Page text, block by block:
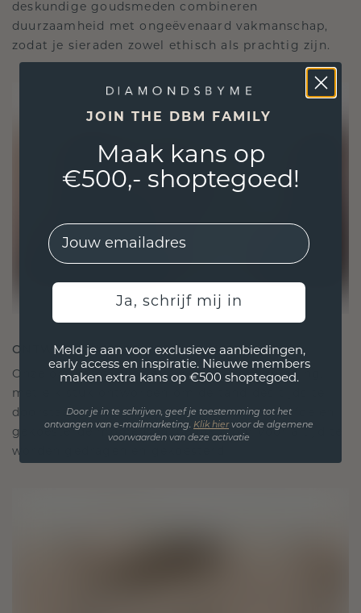
deskundige goudsmeden combineren
duurzaamheid met ongeëvenaard vakmanschap,
zodat je sieraden zowel ethisch als prachtig zijn.
ONTWORPEN VOOR VERBINDING
Onze ontwerpfilosofie is gericht op verbinding,
met elk stuk ontworpen om de tand des tijds te
doorstaan. Het wordt jouw symbool van liefde en
gekoesterde momenten, bedoeld om voor altijd te
worden gedragen en gekoesterd.
JOIN THE DBM FAMILY
Maak kans op
€500,- shoptegoed!
EMail
Ja, schrijf mij in
Meld je aan voor exclusieve aanbiedingen,
early access en inspiratie. Nieuwe members
maken extra kans op €500 shoptegoed.
Door je in te schrijven, geef je toestemming tot het
ontvangen van e-mailmarketing. Klik hiervoor de algemene
voorwaarden van deze activatie